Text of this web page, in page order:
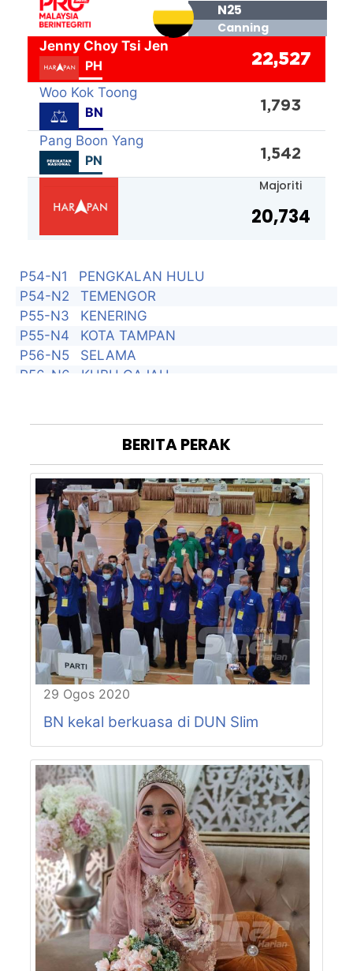
P54-N1
PENGKALAN HULU
P54-N2
TEMENGOR
P55-N3
KENERING
P55-N4
KOTA TAMPAN
P56-N5
SELAMA
P56-N6
KUBU GAJAH
ALOR PONGSU
P58-N11
GUNONG SEMANGGOL
P58-N12
SELINSING
P59-N13
KUALA SEPETANG
P59-N14
CHANGKAT JERING
P59-N15
TRONG
P60-N16
KAMUNTING
P60-N17
POKOK ASSAM
P60-N18
AULONG
P61-N19
CHENDEROH
P61-N20
LUBOK MERBAU
P62-N21
LINTANG
P62-N22
JALONG
P63-N24
HULU KINTA
P64-N25
CANNING
P64-N26
TEBING TINGGI
P64-N27
PASIR PINJI
P65-N28
BERCHAM
P65-N29
KEPAYANG
P65-N30
BUNTONG
P66-N31
JELAPANG
P66-N32
MENGLEMBU
P66-N33
TRONOH
P67-N34
BUKIT CHANDAN
P67-N35
MANONG
PENGKALAN BAHARU
N25
Canning
Jenny Choy Tsi Jen
PH
22,527
Woo Kok Toong
BN
1,793
Pang Boon Yang
PN
1,542
Majoriti
20,734
BERITAPERAK
29 Ogos 2020
BN kekal berkuasa di DUN Slim